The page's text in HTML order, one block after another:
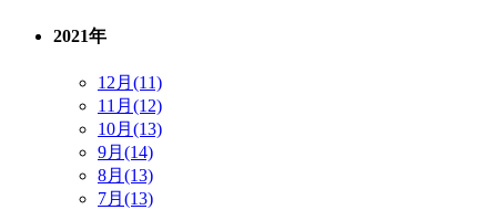
2021年
12月(11)
11月(12)
10月(13)
9月(14)
8月(13)
7月(13)